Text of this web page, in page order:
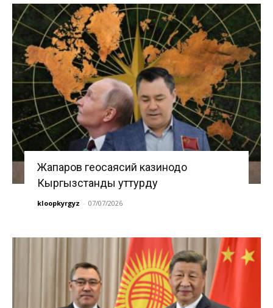
Жапаров геосаясий казинодо
Кыргызстанды уттурду
kloopkyrgyz - 07/07/2026